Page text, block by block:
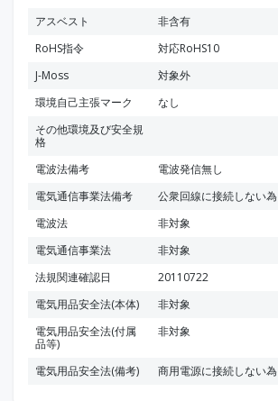
アスベスト
非含有
RoHS指令
対応RoHS10
J-Moss
対象外
環境自己主張マーク
なし
その他環境及び安全規
格
電波法備考
電波発信無し
電気通信事業法備考
公衆回線に接続しない為
電波法
非対象
電気通信事業法
非対象
法規関連確認日
20110722
電気用品安全法(本体)
非対象
電気用品安全法(付属
品等)
非対象
電気用品安全法(備考) 商用電源に接続しない為